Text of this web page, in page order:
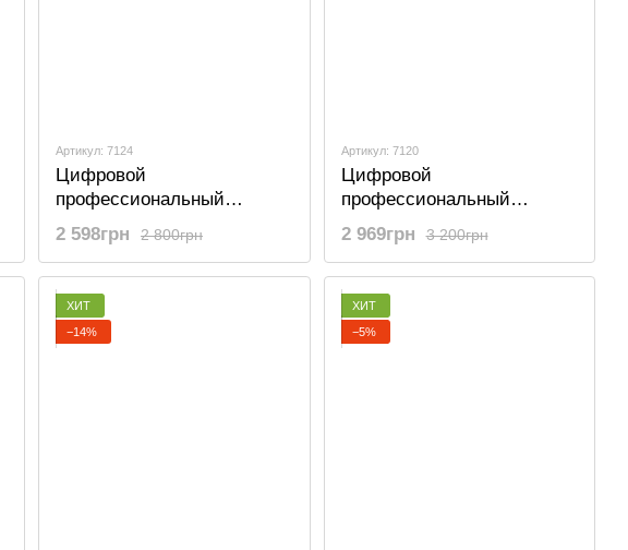
Артикул: 7124
Цифровой
профессиональный
диктофон Savetek GS-R07
для записи голоса, 8 Гб
памяти, стерео, SD до 64
Гб
2 800грн
2 598грн
Артикул: 7120
Цифровой
профессиональный
диктофон Savetek GS-R07
для записи голоса, 16 Гб
памяти, стерео, SD до 64
Гб
3 200грн
2 969грн
ХИТ
−14%
ХИТ
−5%